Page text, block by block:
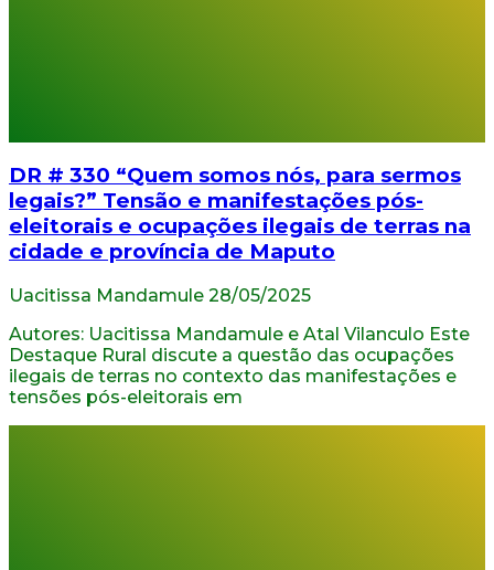
DR # 330 “Quem somos nós, para sermos
legais?” Tensão e manifestações pós-
eleitorais e ocupações ilegais de terras na
cidade e província de Maputo
Uacitissa Mandamule 28/05/2025
Autores: Uacitissa Mandamule e Atal Vilanculo Este
Destaque Rural discute a questão das ocupações
ilegais de terras no contexto das manifestações e
tensões pós-eleitorais em